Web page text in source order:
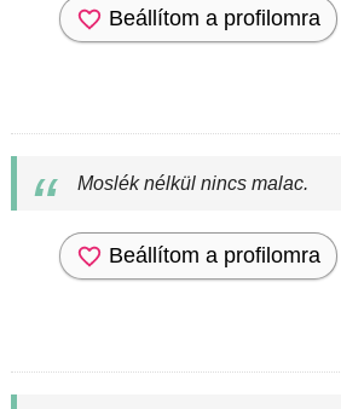
Beállítom a profilomra
Moslék nélkül nincs malac.
Beállítom a profilomra